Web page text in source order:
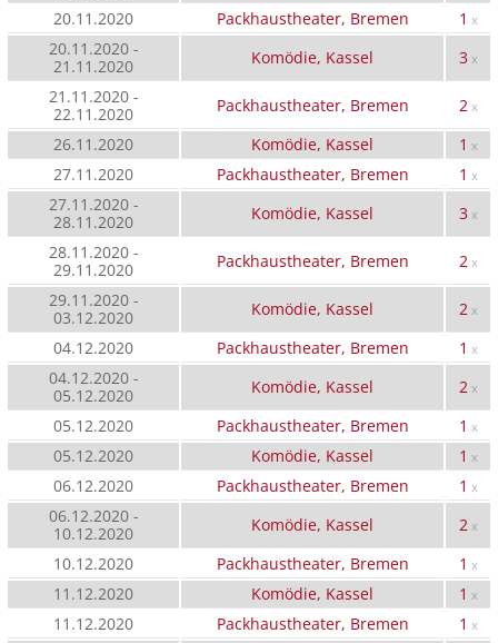
20.11.2020 Packhaustheater, Bremen 1 x
20.11.2020 -
21.11.2020
Komödie, Kassel 3 x
21.11.2020 -
22.11.2020
Packhaustheater, Bremen 2x
26.11.2020 Komödie, Kassel 1 x
27.11.2020 Packhaustheater, Bremen 1 x
27.11.2020 -
28.11.2020
Komödie, Kassel 3 x
28.11.2020 -
29.11.2020
Packhaustheater, Bremen 2x
29.11.2020 -
03.12.2020
Komödie, Kassel 2x
04.12.2020 Packhaustheater, Bremen 1 x
04.12.2020 -
05.12.2020
Komödie, Kassel 2x
05.12.2020 Packhaustheater, Bremen 1 x
05.12.2020 Komödie, Kassel 1 x
06.12.2020 Packhaustheater, Bremen 1 x
06.12.2020 -
10.12.2020
Komödie, Kassel 2x
10.12.2020 Packhaustheater, Bremen 1 x
11.12.2020 Komödie, Kassel 1 x
11.12.2020 Packhaustheater, Bremen 1 x